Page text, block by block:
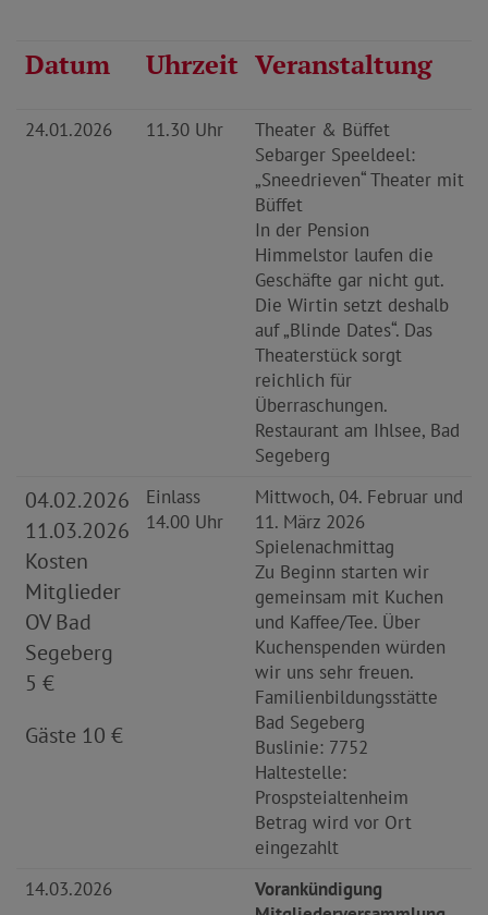
Datum Uhrzeit Veranstaltung
24.01.2026 11.30 Uhr
Theater & Büffet
Sebarger Speeldeel:
„Sneedrieven“ Theater mit
Büffet
In der Pension
Himmelstor laufen die
Geschäfte gar nicht gut.
Die Wirtin setzt deshalb
auf „Blinde Dates“. Das
Theaterstück sorgt
reichlich für
Überraschungen.
Restaurant am Ihlsee, Bad
Segeberg
04.02.2026
11.03.2026
Kosten
Mitglieder
OV Bad
Segeberg
5 €
Gäste 10 €
Einlass
14.00 Uhr
Mittwoch, 04. Februar und
11. März 2026
Spielenachmittag
Zu Beginn starten wir
gemeinsam mit Kuchen
und Kaffee/Tee. Über
Kuchenspenden würden
wir uns sehr freuen.
Familienbildungsstätte
Bad Segeberg
Buslinie: 7752
Haltestelle:
Prospsteialtenheim
Betrag wird vor Ort
eingezahlt
14.03.2026
Vorankündigung